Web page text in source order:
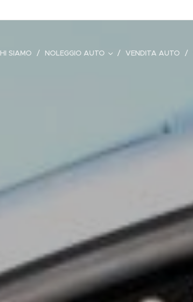
SIAMO NOLEGGIO AUTO VENDITA AUTO